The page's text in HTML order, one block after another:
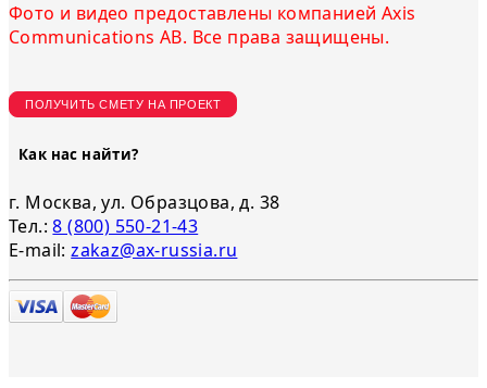
Фото и видео предоставлены компанией Axis
Communications AB. Все права защищены.
ПОЛУЧИТЬ СМЕТУ НА ПРОЕКТ
Как нас найти?
г. Москва, ул. Образцова, д. 38
Тел.:8 (800) 550-21-43
E-mail:zakaz@ax-russia.ru